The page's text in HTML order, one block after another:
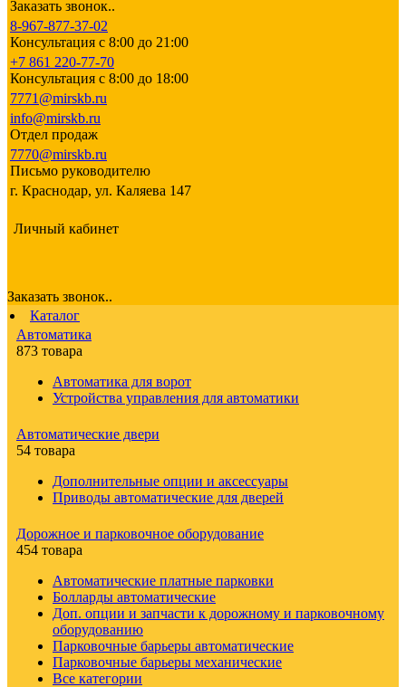
Заказать звонок..
8-967-877-37-02
Консультация с 8:00 до 21:00
+7 861 220-77-70
Консультация с 8:00 до 18:00
7771@mirskb.ru
info@mirskb.ru
Отдел продаж
7770@mirskb.ru
Письмо руководителю
г. Краснодар, ул. Каляева 147
Личный кабинет
Заказать звонок..
Каталог
Автоматика
873 товара
Автоматика для ворот
Устройства управления для автоматики
Автоматические двери
54 товара
Дополнительные опции и аксессуары
Приводы автоматические для дверей
Дорожное и парковочное оборудование
454 товара
Автоматические платные парковки
Болларды автоматические
Доп. опции и запчасти к дорожному и парковочному
оборудованию
Парковочные барьеры автоматические
Парковочные барьеры механические
Все категории